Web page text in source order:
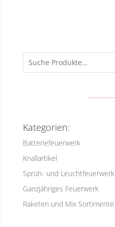
Kategorien:
Batteriefeuerwerk
Knallartikel
Sprüh- und Leuchtfeuerwerk
Ganzjähriges Feuerwerk
Raketen und Mix Sortimente